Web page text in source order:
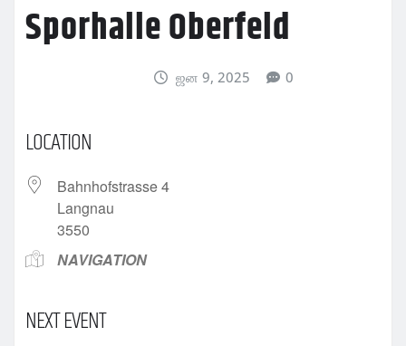
Sporhalle Oberfeld
ஜன 9, 2025 0
LOCATION
Bahnhofstrasse 4
Langnau
3550
NAVIGATION
NEXT EVENT